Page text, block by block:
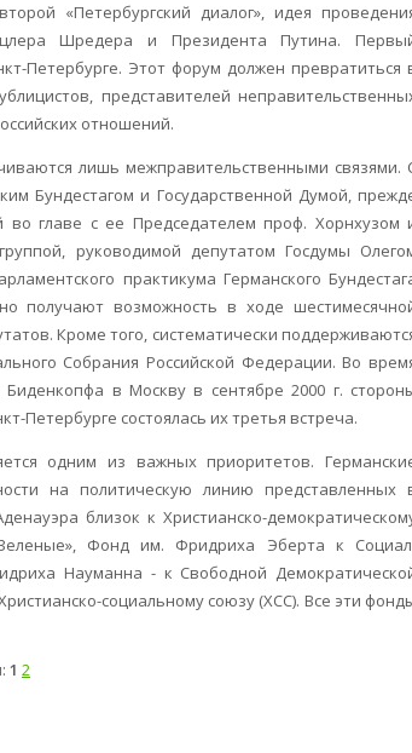
«Петербургский диалог», идея
Шредера и Президента Путина.
Петербурге. Этот форум должен превратиться
представителей
отношений.
лишь межправительственными связями.
Бундестагом и Государственной Думой,
во главе с ее Председателем проф. Хорнхузом
руководимой депутатом Госдумы
практикума Германского
получают возможность в ходе
Кроме того, систематически
Собрания Российской Федерации. Во
в Москву в сентябре 2000 г.
Петербурге состоялась их третья встреча.
одним из важных приоритетов.
на политическую линию представленных
близок к Христианско-
Фонд им. Фридриха Эберта к
Науманна - к Свободной
социальному союзу (ХСС). Все эти
1 2